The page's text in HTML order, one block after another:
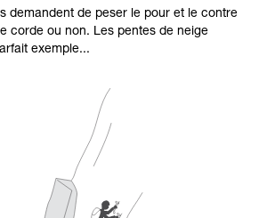
demandent de peser le pour et le contre
corde ou non. Les pentes de neige
exemple...